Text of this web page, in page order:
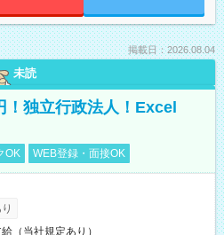
掲載日：2026.08.04
未読
独立行政法人！Excel
OK WEB登録・面接OK
（当社規定あり）